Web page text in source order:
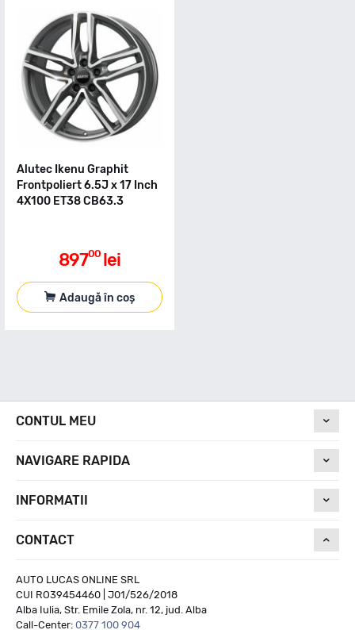
Alutec Ikenu Graphit
Frontpoliert 6.5J x 17 Inch
4X100 ET38 CB63.3
89700 lei
Adaugă în coș
CONTUL MEU
NAVIGARE RAPIDA
INFORMATII
CONTACT
AUTO LUCAS ONLINE SRL
CUI RO39454460 | J01/526/2018
Alba Iulia, Str. Emile Zola, nr. 12, jud. Alba
Call-Center: 0377 100 904